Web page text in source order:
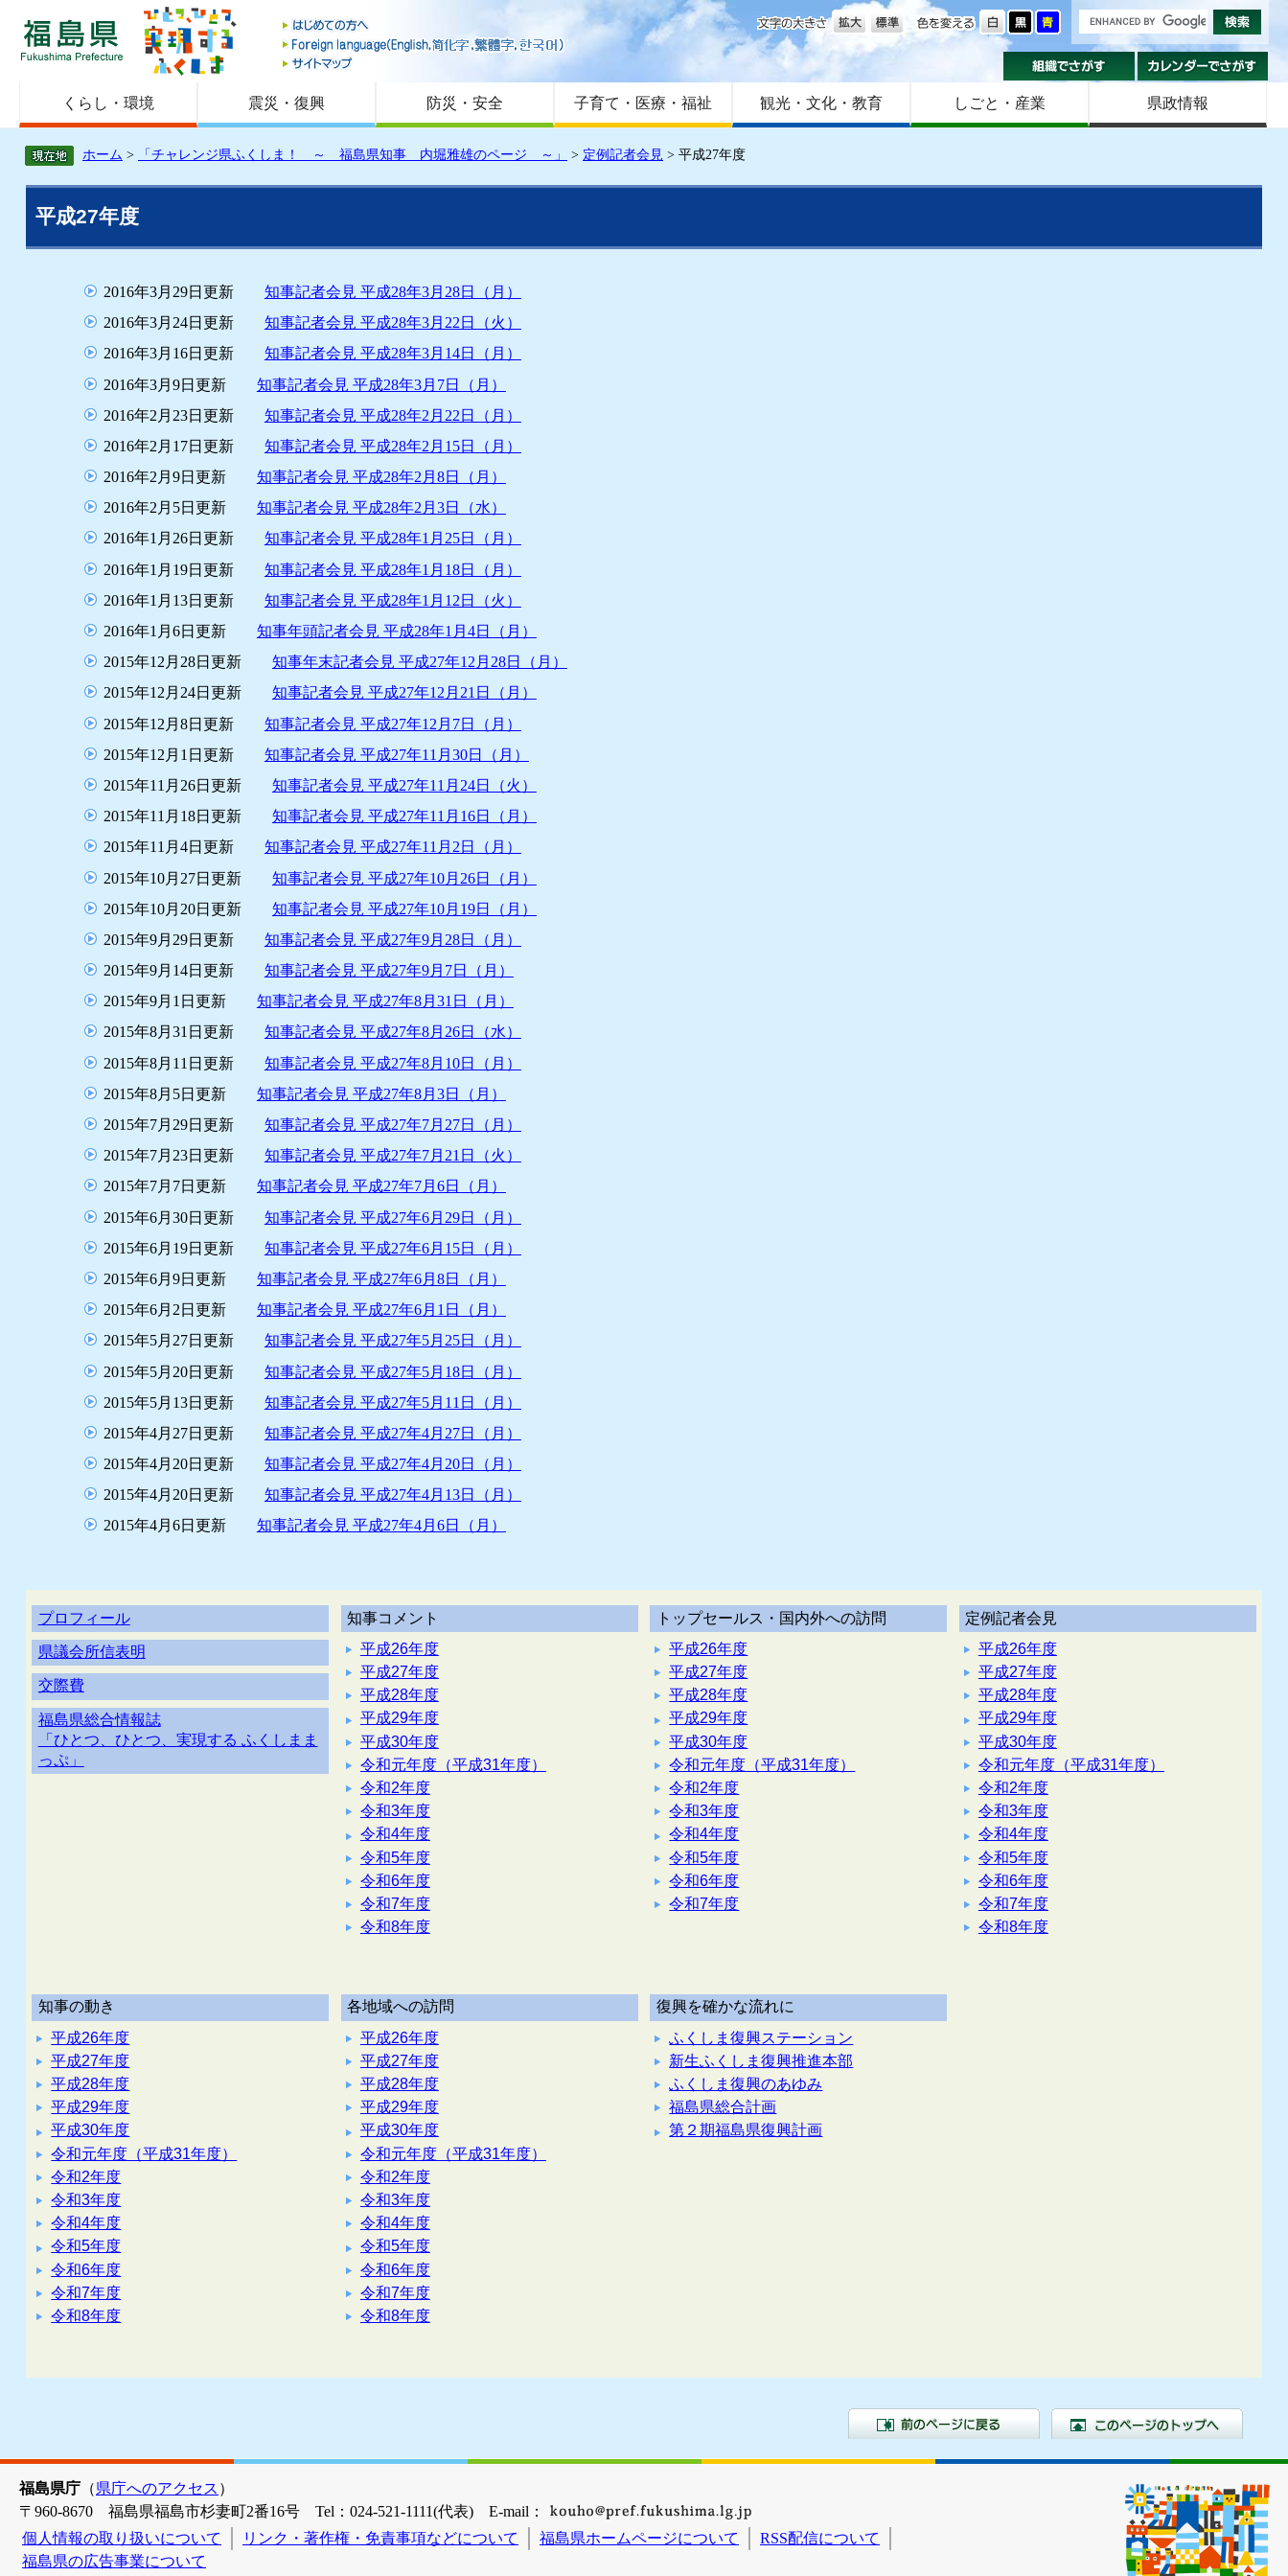
福島県
はじめての方へ
Foreign language
サイトマップ
色を変える
文字の大きさ
組織でさがす
くらし・環境 震災・復興 防災・安全 子育て・医療・福祉 観光・文化・教育 しごと・産業 県政情報
ホーム > 「チャレンジ県ふくしま！ ～ 福島県知事 内堀雅雄のページ ～」 > 定例記者会見 > 平成27年度
平成27年度
2016年3月29日更新
知事記者会見 平成28年3月28日（月）
2016年3月24日更新
知事記者会見 平成28年3月22日（火）
2016年3月16日更新
知事記者会見 平成28年3月14日（月）
2016年3月9日更新
知事記者会見 平成28年3月7日（月）
2016年2月23日更新
知事記者会見 平成28年2月22日（月）
2016年2月17日更新
知事記者会見 平成28年2月15日（月）
2016年2月9日更新
知事記者会見 平成28年2月8日（月）
2016年2月5日更新
知事記者会見 平成28年2月3日（水）
2016年1月26日更新
知事記者会見 平成28年1月25日（月）
2016年1月19日更新
知事記者会見 平成28年1月18日（月）
2016年1月13日更新
知事記者会見 平成28年1月12日（火）
2016年1月6日更新
知事年頭記者会見 平成28年1月4日（月）
2015年12月28日更新
知事年末記者会見 平成27年12月28日（月）
2015年12月24日更新
知事記者会見 平成27年12月21日（月）
2015年12月8日更新
知事記者会見 平成27年12月7日（月）
2015年12月1日更新
知事記者会見 平成27年11月30日（月）
2015年11月26日更新
知事記者会見 平成27年11月24日（火）
2015年11月18日更新
知事記者会見 平成27年11月16日（月）
2015年11月4日更新
知事記者会見 平成27年11月2日（月）
2015年10月27日更新
知事記者会見 平成27年10月26日（月）
2015年10月20日更新
知事記者会見 平成27年10月19日（月）
2015年9月29日更新
知事記者会見 平成27年9月28日（月）
2015年9月14日更新
知事記者会見 平成27年9月7日（月）
2015年9月1日更新
知事記者会見 平成27年8月31日（月）
2015年8月31日更新
知事記者会見 平成27年8月26日（水）
2015年8月11日更新
知事記者会見 平成27年8月10日（月）
2015年8月5日更新
知事記者会見 平成27年8月3日（月）
2015年7月29日更新
知事記者会見 平成27年7月27日（月）
2015年7月23日更新
知事記者会見 平成27年7月21日（火）
2015年7月7日更新
知事記者会見 平成27年7月6日（月）
2015年6月30日更新
知事記者会見 平成27年6月29日（月）
2015年6月19日更新
知事記者会見 平成27年6月15日（月）
2015年6月9日更新
知事記者会見 平成27年6月8日（月）
2015年6月2日更新
知事記者会見 平成27年6月1日（月）
2015年5月27日更新
知事記者会見 平成27年5月25日（月）
2015年5月20日更新
知事記者会見 平成27年5月18日（月）
2015年5月13日更新
知事記者会見 平成27年5月11日（月）
2015年4月27日更新
知事記者会見 平成27年4月27日（月）
2015年4月20日更新
知事記者会見 平成27年4月20日（月）
2015年4月20日更新
知事記者会見 平成27年4月13日（月）
2015年4月6日更新
知事記者会見 平成27年4月6日（月）
プロフィール
県議会所信表明
交際費
福島県総合情報誌
「ひとつ、ひとつ、実現する ふくしまま
っぷ」
知事コメント
平成26年度
平成27年度
平成28年度
平成29年度
平成30年度
令和元年度（平成31年度）
令和2年度
令和3年度
令和4年度
令和5年度
令和6年度
令和7年度
令和8年度
トップセールス・国内外への訪問
平成26年度
平成27年度
平成28年度
平成29年度
平成30年度
令和元年度（平成31年度）
令和2年度
令和3年度
令和4年度
令和5年度
令和6年度
令和7年度
定例記者会見
平成26年度
平成27年度
平成28年度
平成29年度
平成30年度
令和元年度（平成31年度）
令和2年度
令和3年度
令和4年度
令和5年度
令和6年度
令和7年度
令和8年度
知事の動き
平成26年度
平成27年度
平成28年度
平成29年度
平成30年度
令和元年度（平成31年度）
令和2年度
令和3年度
令和4年度
令和5年度
令和6年度
令和7年度
令和8年度
各地域への訪問
平成26年度
平成27年度
平成28年度
平成29年度
平成30年度
令和元年度（平成31年度）
令和2年度
令和3年度
令和4年度
令和5年度
令和6年度
令和7年度
令和8年度
復興を確かな流れに
ふくしま復興ステーション
新生ふくしま復興推進本部
ふくしま復興のあゆみ
福島県総合計画
第２期福島県復興計画
前のページに戻る
福島県庁 （県庁へのアクセス ）
〒960-8670 福島県福島市杉妻町2番16号 Tel：024-521-1111(代表) E-mail：
個人情報の取り扱いについて
リンク・著作権・免責事項などについて 福島県ホームページについて
RSS配信について
福島県の広告事業について